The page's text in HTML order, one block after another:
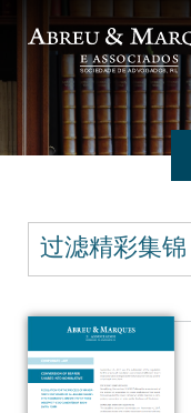
过滤精彩集锦